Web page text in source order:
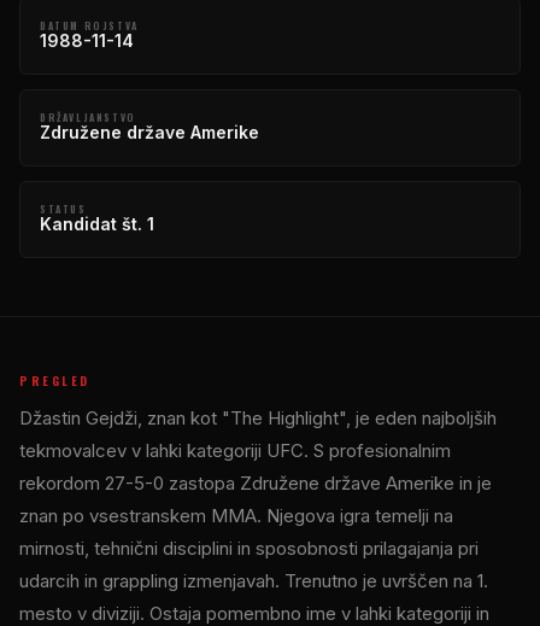
DATUM ROJSTVA
1988-11-14
DRŽAVLJANSTVO
Združene države Amerike
STATUS
Kandidat št. 1
PREGLED
Džastin Gejdži, znan kot "The Highlight", je eden najboljših
tekmovalcev v lahki kategoriji UFC. S profesionalnim
rekordom 27-5-0 zastopa Združene države Amerike in je
znan po vsestranskem MMA. Njegova igra temelji na
mirnosti, tehnični disciplini in sposobnosti prilagajanja pri
udarcih in grappling izmenjavah. Trenutno je uvrščen na 1.
mesto v diviziji. Ostaja pomembno ime v lahki kategoriji in